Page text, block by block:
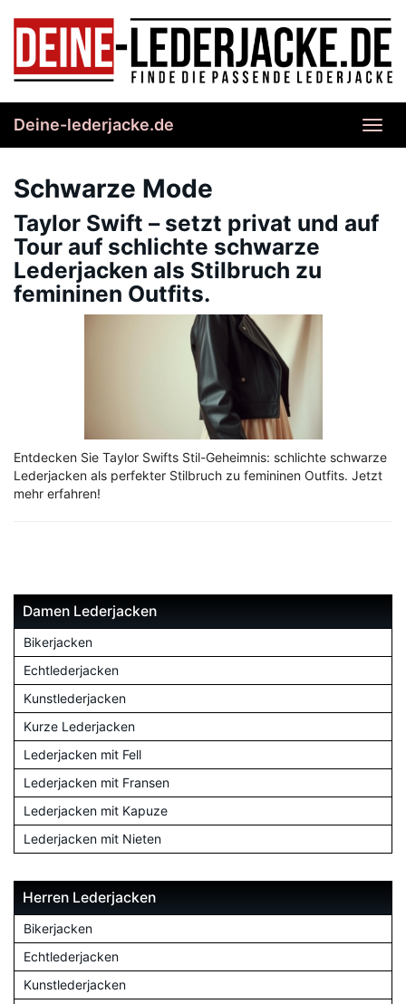
content
Deine-lederjacke.de
Schwarze Mode
Taylor Swift – setzt privat und auf
Tour auf schlichte schwarze
Lederjacken als Stilbruch zu
femininen Outfits.
Entdecken Sie Taylor Swifts Stil-Geheimnis: schlichte schwarze
Lederjacken als perfekter Stilbruch zu femininen Outfits. Jetzt
mehr erfahren!
Damen Lederjacken
Bikerjacken
Echtlederjacken
Kunstlederjacken
Kurze Lederjacken
Lederjacken mit Fell
Lederjacken mit Fransen
Lederjacken mit Kapuze
Lederjacken mit Nieten
Herren Lederjacken
Bikerjacken
Echtlederjacken
Kunstlederjacken